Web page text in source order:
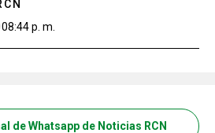
08:44 p. m.
de Whatsapp de Noticias RCN